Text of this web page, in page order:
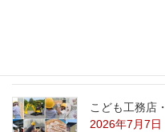
こども工務店
2026年7月7日